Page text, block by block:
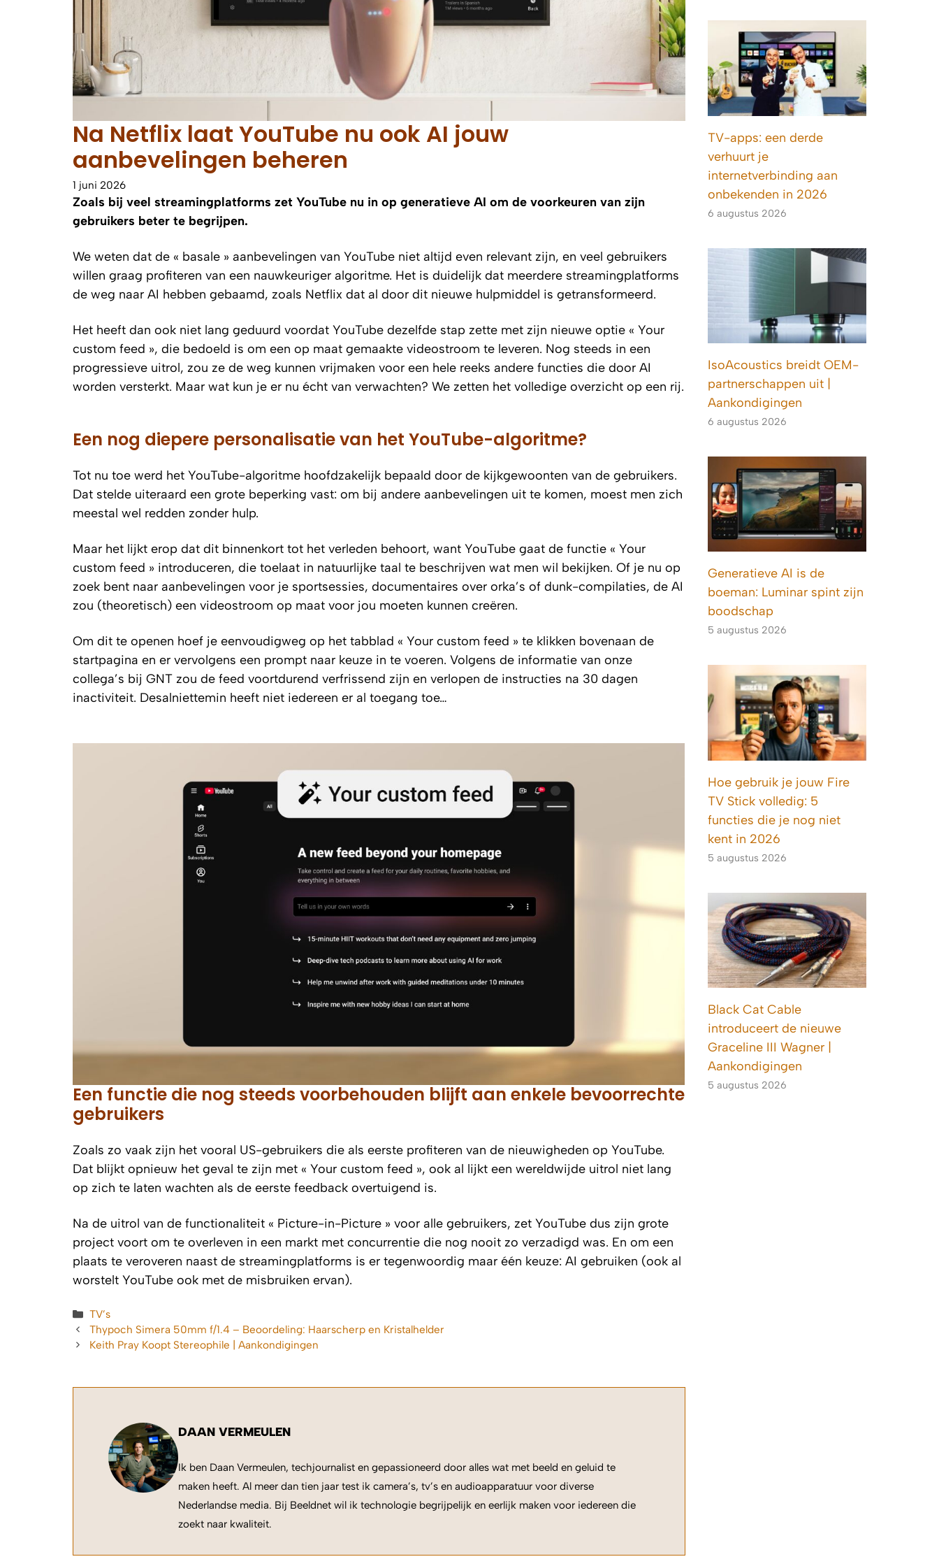
Na Netflix laat YouTube nu ook AI jouw
aanbevelingen beheren
1 juni 2026
Zoals bij veel streamingplatforms zet YouTube nu in op generatieve AI om de voorkeuren van zijn
gebruikers beter te begrijpen.
We weten dat de « basale » aanbevelingen van YouTube niet altijd even relevant zijn, en veel gebruikers
willen graag profiteren van een nauwkeuriger algoritme. Het is duidelijk dat meerdere streamingplatforms
de weg naar AI hebben gebaamd, zoals Netflix dat al door dit nieuwe hulpmiddel is getransformeerd.
Het heeft dan ook niet lang geduurd voordat YouTube dezelfde stap zette met zijn nieuwe optie « Your
custom feed », die bedoeld is om een op maat gemaakte videostroom te leveren. Nog steeds in een
progressieve uitrol, zou ze de weg kunnen vrijmaken voor een hele reeks andere functies die door AI
worden versterkt. Maar wat kun je er nu écht van verwachten? We zetten het volledige overzicht op een rij.
Een nog diepere personalisatie van het YouTube-algoritme?
Tot nu toe werd het YouTube-algoritme hoofdzakelijk bepaald door de kijkgewoonten van de gebruikers.
Dat stelde uiteraard een grote beperking vast: om bij andere aanbevelingen uit te komen, moest men zich
meestal wel redden zonder hulp.
Maar het lijkt erop dat dit binnenkort tot het verleden behoort, want YouTube gaat de functie « Your
custom feed » introduceren, die toelaat in natuurlijke taal te beschrijven wat men wil bekijken. Of je nu op
zoek bent naar aanbevelingen voor je sportsessies, documentaires over orka’s of dunk-compilaties, de AI
zou (theoretisch) een videostroom op maat voor jou moeten kunnen creëren.
Om dit te openen hoef je eenvoudigweg op het tabblad « Your custom feed » te klikken bovenaan de
startpagina en er vervolgens een prompt naar keuze in te voeren. Volgens de informatie van onze
collega’s bij GNT zou de feed voortdurend verfrissend zijn en verlopen de instructies na 30 dagen
inactiviteit. Desalniettemin heeft niet iedereen er al toegang toe…
Een functie die nog steeds voorbehouden blijft aan enkele bevoorrechte
gebruikers
Zoals zo vaak zijn het vooral US-gebruikers die als eerste profiteren van de nieuwigheden op YouTube.
Dat blijkt opnieuw het geval te zijn met « Your custom feed », ook al lijkt een wereldwijde uitrol niet lang
op zich te laten wachten als de eerste feedback overtuigend is.
Na de uitrol van de functionaliteit « Picture-in-Picture » voor alle gebruikers, zet YouTube dus zijn grote
project voort om te overleven in een markt met concurrentie die nog nooit zo verzadigd was. En om een
plaats te veroveren naast de streamingplatforms is er tegenwoordig maar één keuze: AI gebruiken (ook al
worstelt YouTube ook met de misbruiken ervan).
Categorieën
TV’s
Thypoch Simera 50mm f/1.4 – Beoordeling: Haarscherp en Kristalhelder
Keith Pray Koopt Stereophile | Aankondigingen
DAAN VERMEULEN
Ik ben Daan Vermeulen, techjournalist en gepassioneerd door alles wat met beeld en geluid te
maken heeft. Al meer dan tien jaar test ik camera’s, tv’s en audioapparatuur voor diverse
Nederlandse media. Bij Beeldnet wil ik technologie begrijpelijk en eerlijk maken voor iedereen die
zoekt naar kwaliteit.
TV-apps: een derde
verhuurt je
internetverbinding aan
onbekenden in 2026
6 augustus 2026
IsoAcoustics breidt OEM-
partnerschappen uit |
Aankondigingen
6 augustus 2026
Generatieve AI is de
boeman: Luminar spint zijn
boodschap
5 augustus 2026
Hoe gebruik je jouw Fire
TV Stick volledig: 5
functies die je nog niet
kent in 2026
5 augustus 2026
Black Cat Cable
introduceert de nieuwe
Graceline III Wagner |
Aankondigingen
5 augustus 2026